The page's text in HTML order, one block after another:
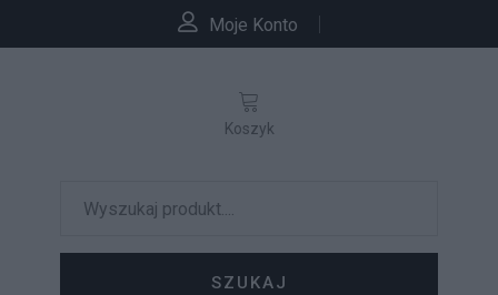
Moje Konto
SZUKAJ
Koszyk